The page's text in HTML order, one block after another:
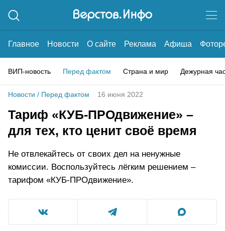
Главное Новости О сайте Реклама Афиша
ВИП-новость Перед фактом Страна и мир Дежурная
Новости / Перед фактом 16 июня 2022
Тариф «КУБ-ПРОдвижение» –
для тех, кто ценит своё время
Не отвлекайтесь от своих дел на ненужные
комиссии. Воспользуйтесь лёгким решением –
тарифом «КУБ-ПРОдвижение».